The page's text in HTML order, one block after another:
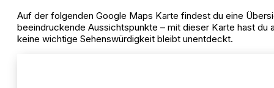
Auf der folgenden Google Maps Karte findest du eine
beeindruckende Aussichtspunkte – mit dieser Karte hast du
keine wichtige Sehenswürdigkeit bleibt unentdeckt.